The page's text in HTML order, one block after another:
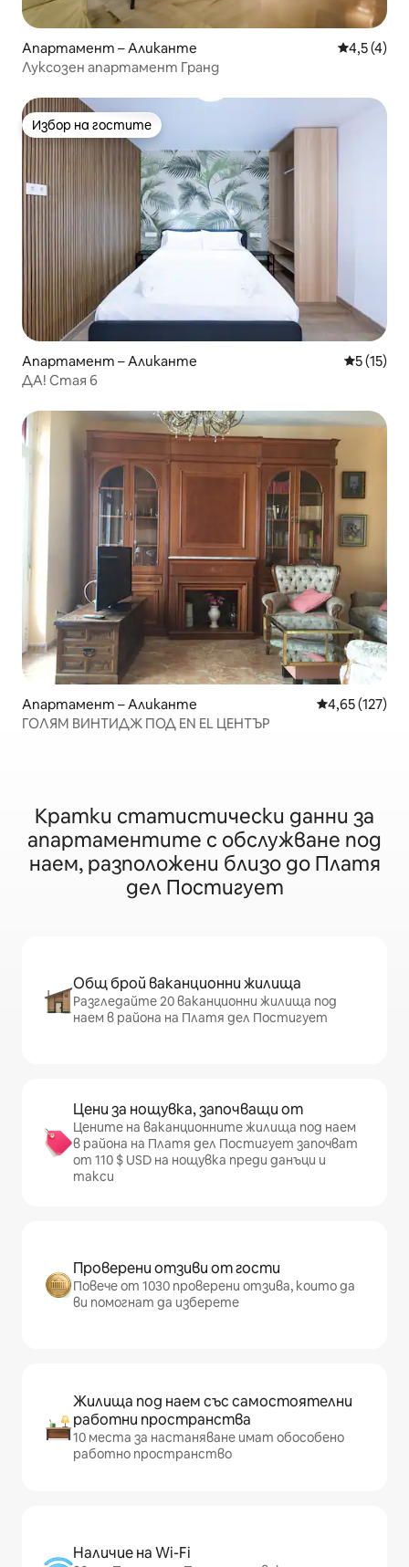
Апартамент – Аликанте Средна
4,5 (4)
Луксозен апартамент Гранд
Избор на гостите
Избор на гостите
Апартамент – Аликанте Средна
5 (15)
ДА! Стая 6
Апартамент – Аликанте Средна
4,65 (127)
ГОЛЯМ ВИНТИДЖ ПОД EN EL ЦЕНТЪР
Кратки статистически данни за
апартаментите с обслужване под
наем, разположени близо до Платя
дел Постигует
Общ брой ваканционни жилища
Разгледайте 20 ваканционни жилища под
наем в района на Платя дел Постигует
Цени за нощувка, започващи от
Цените на ваканционните жилища под наем
в района на Платя дел Постигует започват
от 110 $ USD на нощувка преди данъци и
такси
Проверени отзиви от гости
Повече от 1030 проверени отзива, които да
ви помогнат да изберете
Жилища под наем със самостоятелни
работни пространства
10 места за настаняване имат обособено
работно пространство
Наличие на Wi-Fi